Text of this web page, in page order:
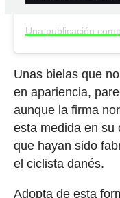
Unas bielas que
en apariencia,
aunque la firma
esta medida en su
que hayan sido
el ciclista danés.
Adopta de esta